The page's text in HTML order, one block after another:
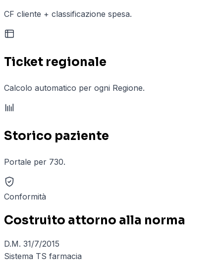
CF cliente + classificazione spesa.
Ticket regionale
Calcolo automatico per ogni Regione.
Storico paziente
Portale per 730.
Conformità
Costruito attorno alla norma
D.M. 31/7/2015
Sistema TS farmacia